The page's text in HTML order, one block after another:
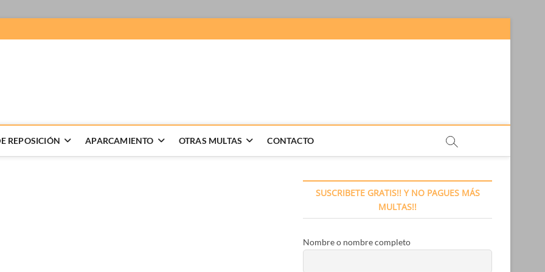
REPOSICIÓN APARCAMIENTO OTRAS MULTAS CONTACTO
SUSCRIBETE GRATIS!! Y NO PAGUES MÁS
MULTAS!!
Nombre o nombre completo